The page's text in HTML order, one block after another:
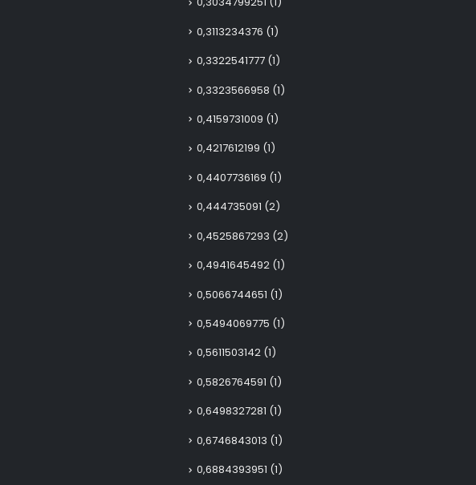
0,3113234376 (1)
0,3322541777 (1)
0,3323566958 (1)
0,4159731009 (1)
0,4217612199 (1)
0,4407736169 (1)
0,444735091 (2)
0,4525867293 (2)
0,4941645492 (1)
0,5066744651 (1)
0,5494069775 (1)
0,5611503142 (1)
0,5826764591 (1)
0,6498327281 (1)
0,6746843013 (1)
0,6884393951 (1)